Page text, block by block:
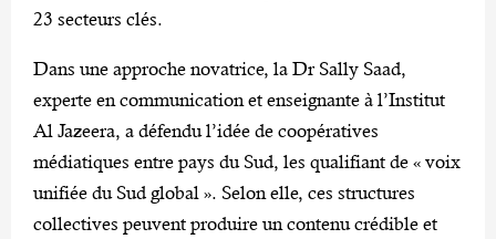
23 secteurs clés.
Dans une approche novatrice, la Dr Sally Saad,
experte en communication et enseignante à l’Institut
Al Jazeera, a défendu l’idée de coopératives
médiatiques entre pays du Sud, les qualifiant de « voix
unifiée du Sud global ». Selon elle, ces structures
collectives peuvent produire un contenu crédible et